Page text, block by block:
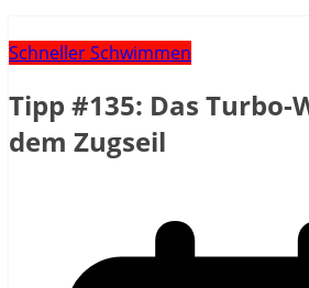
Schneller Schwimmen
Tipp #135: Das
dem Zugseil